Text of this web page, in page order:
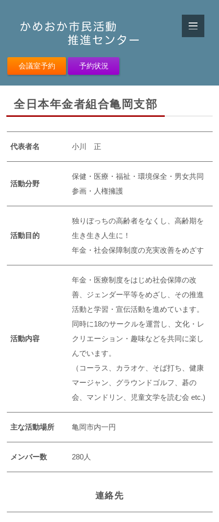
会議室予約 予約状況
全日本年金者組合亀岡支部
代表者名 小川 正
活動分野
保健・医療・福祉・環境保全・男女共同
参画・人権擁護
活動目的
独りぼっちの高齢者をなくし、高齢期を
生き生き人生に！
年金・社会保障制度の充実改善をめざす
活動内容
年金・医療制度をはじめ社会保障の改
善、ジェンダー平等をめざし、その推進
活動と学習・宣伝活動を進めています。
同時に18のサークルを運営し、文化・レ
クリエーション・趣味などを共同に楽し
んでいます。
（コーラス、カラオケ、そば打ち、健康
マージャン、グラウンドゴルフ、碁の
会、マンドリン、児童文学を読む会 etc.)
主な活動場所 亀岡市内一円
メンバー数 280人
連絡先